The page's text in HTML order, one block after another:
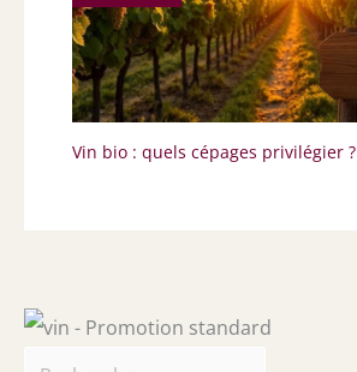
Vin bio : quels cépages privilégier ?